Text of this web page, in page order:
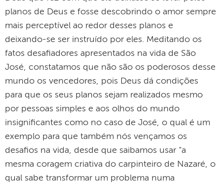
planos de Deus e fosse descobrindo o amor sempre
mais perceptível ao redor desses planos e
deixando-se ser instruído por eles. Meditando os
fatos desafiadores apresentados na vida de São
José, constatamos que não são os poderosos desse
mundo os vencedores, pois Deus dá condições
para que os seus planos sejam realizados mesmo
por pessoas simples e aos olhos do mundo
insignificantes como no caso de José, o qual é um
exemplo para que também nós vençamos os
desafios na vida, desde que saibamos usar “a
mesma coragem criativa do car­pinteiro de Nazaré, o
qual sabe transformar um problema numa